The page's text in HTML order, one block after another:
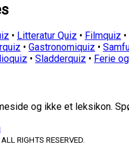
• Litteratur Quiz • Filmquiz •
• Gastronomiquiz •
• Sladderquiz • Ferie
og ikke et leksikon.
RIGHTS RESERVED.